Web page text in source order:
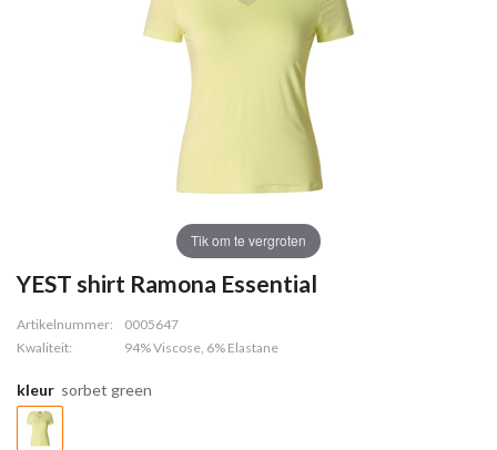
Tik om te vergroten
YEST shirt Ramona Essential
Artikelnummer:
0005647
Kwaliteit:
94% Viscose, 6% Elastane
kleur sorbet green